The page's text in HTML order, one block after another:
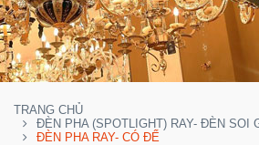
TRANG CHỦ
ĐÈN PHA (SPOTLIGHT) RAY- ĐÈN SOI
ĐÈN PHA RAY- CÓ ĐẾ